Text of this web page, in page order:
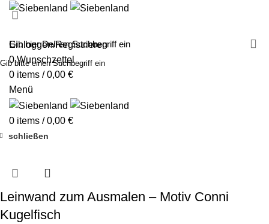
Einloggen/Registrieren
0Wunschzettel
0 items / 0,00 €
Menü
0 items / 0,00 €
schließen
Leinwand zum Ausmalen – Motiv Conni
Kugelfisch
Gib bitte einen Suchbegriff ein